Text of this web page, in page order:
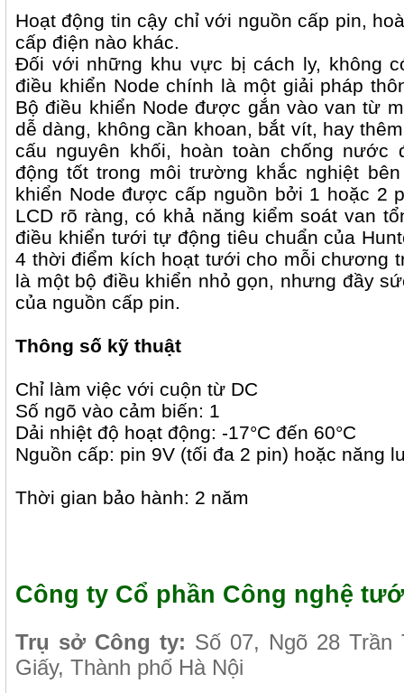
Hoạt động tin cậy chỉ với nguồn cấp pin,
cấp điện nào khác.
Đối với những khu vực bị cách ly, không
điều khiển Node chính là một giải pháp
Bộ điều khiển Node được gắn vào van từ
dễ dàng, không cần khoan, bắt vít, hay
cấu nguyên khối, hoàn toàn chống nước
động tốt trong môi trường khắc nghiệt
khiển Node được cấp nguồn bởi 1 hoặc 2
LCD rõ ràng, có khả năng kiểm soát van
điều khiển tưới tự động tiêu chuẩn của
4 thời điểm kích hoạt tưới cho mỗi chương
là một bộ điều khiển nhỏ gọn, nhưng đầy
của nguồn cấp pin.
Thông số kỹ thuật
Chỉ làm việc với cuộn từ DC
Số ngõ vào cảm biến: 1
Dải nhiệt độ hoạt động: -17°C đến 60°C
Nguồn cấp: pin 9V (tối đa 2 pin) hoặc năng
Thời gian bảo hành: 2 năm
Công ty Cổ phần Công nghệ
Trụ sở Công ty: Số 07, Ngõ 28 Trần
Giấy, Thành phố Hà Nội